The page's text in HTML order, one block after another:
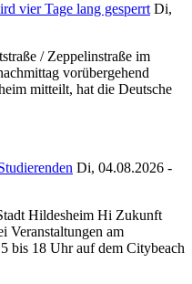
vier Tage lang gesperrt Di,
/ Zeppelinstraße im
vorübergehend
mitteilt, hat die Deutsche
Di, 04.08.2026 -
Hildesheim Hi Zukunft
Veranstaltungen am
bis 18 Uhr auf dem Citybeach